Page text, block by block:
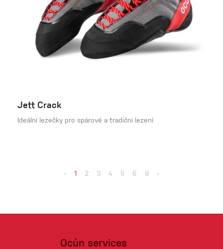
Jett Crack
Ideální lezečky pro spárové a tradiční lezení
‹ 1 2 3 4 5 6 8 ›
Ocún services